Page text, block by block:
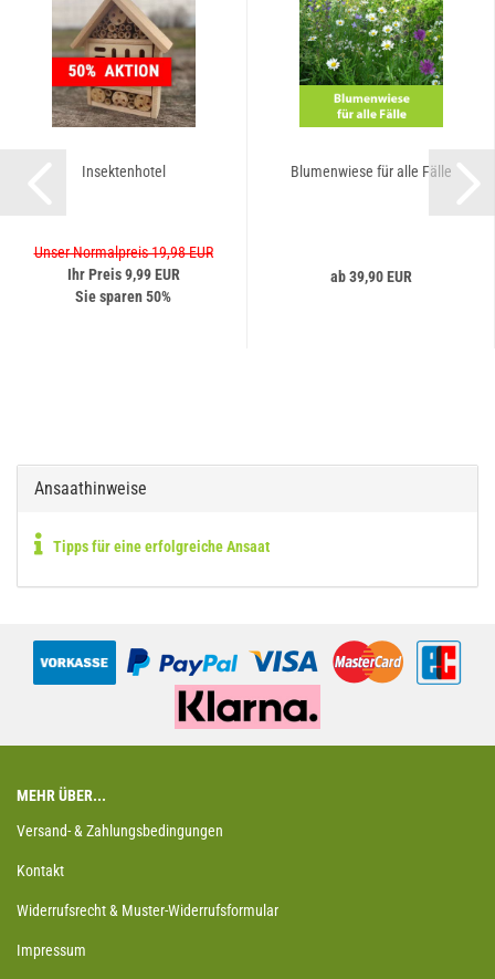
Insektenhotel
Unser Normalpreis 19,98 EUR
Ihr Preis 9,99 EUR
Sie sparen 50%
Blumenwiese für alle Fälle
ab 39,90 EUR
Ansaathinweise
Tipps für eine erfolgreiche Ansaat
MEHR ÜBER...
Versand- & Zahlungsbedingungen
Kontakt
Widerrufsrecht & Muster-Widerrufsformular
Impressum